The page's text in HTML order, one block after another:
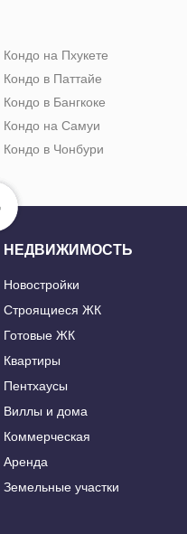
Кондо на Пхукете
Кондо в Паттайе
Кондо в Бангкоке
Кондо на Самуи
Кондо в Чонбури
НЕДВИЖИМОСТЬ
Новостройки
Строящиеся ЖК
Готовые ЖК
Квартиры
Пентхаусы
Виллы и дома
Коммерческая
Аренда
Земельные участки